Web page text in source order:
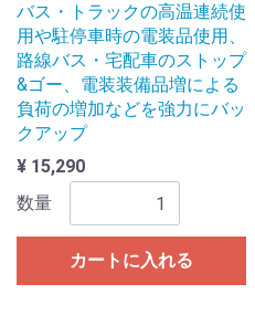
バス・トラックの高温連続使
用や駐停車時の電装品使用、
路線バス・宅配車のストップ
&ゴー、電装装備品増による
負荷の増加などを強力にバッ
クアップ
¥ 15,290
数量
カートに入れる